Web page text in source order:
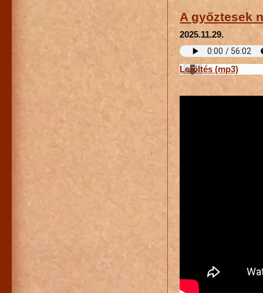
A győztesek
2025.11.29.
Letöltés (mp3)